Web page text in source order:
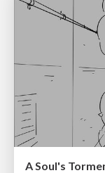
A Soul's